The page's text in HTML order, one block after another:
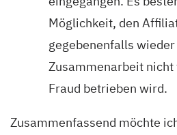
Möglichkeit, den
gegebenenfalls
Zusammenarbeit
Fraud betrieben wird.
Zusammenfassend möchte